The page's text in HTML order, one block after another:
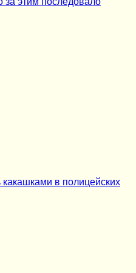
в полицейских